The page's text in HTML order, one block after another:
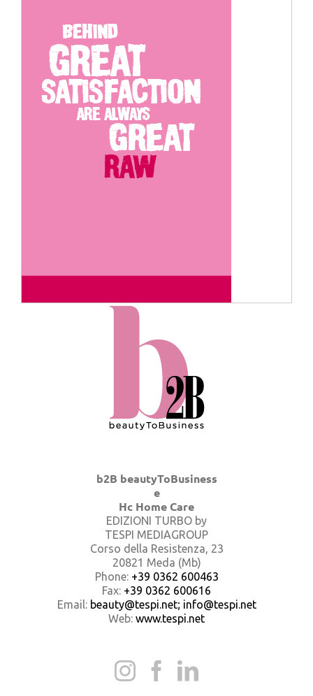
b2B beautyToBusiness
e
Hc Home Care
EDIZIONI TURBO by
TESPI MEDIAGROUP
Corso della Resistenza, 23
20821 Meda (Mb)
Phone: +39 0362 600463
Fax: +39 0362 600616
Email: beauty@tespi.net; info@tespi.net
Web: www.tespi.net